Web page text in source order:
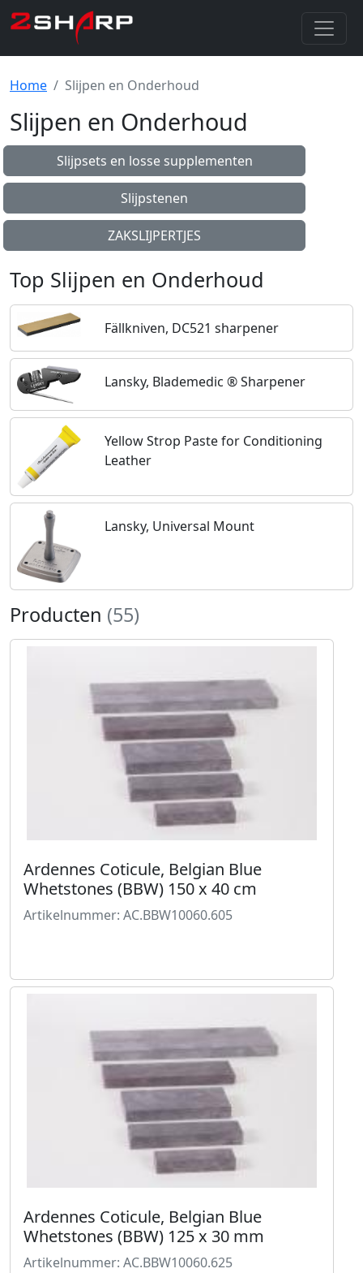
Home Slijpen en Onderhoud
Slijpen en Onderhoud
Slijpsets en losse supplementen
Slijpstenen
ZAKSLIJPERTJES
Top Slijpen en Onderhoud
Fällkniven, DC521 sharpener
Lansky, Blademedic ® Sharpener
Yellow Strop Paste for Conditioning
Leather
Lansky, Universal Mount
Producten (55)
Ardennes Coticule, Belgian Blue
Whetstones (BBW) 150 x 40 cm
Artikelnummer: AC.BBW10060.605
Ardennes Coticule, Belgian Blue
Whetstones (BBW) 125 x 30 mm
Artikelnummer: AC.BBW10060.625